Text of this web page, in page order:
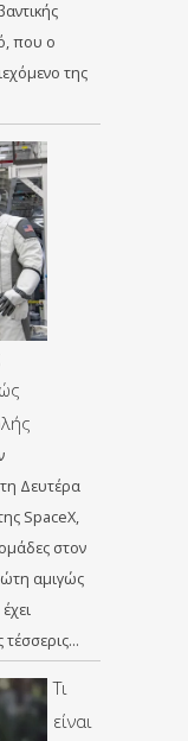
που ο
της
Δευτέρα
SpaceX,
στον
αμιγώς
Τι
είναι